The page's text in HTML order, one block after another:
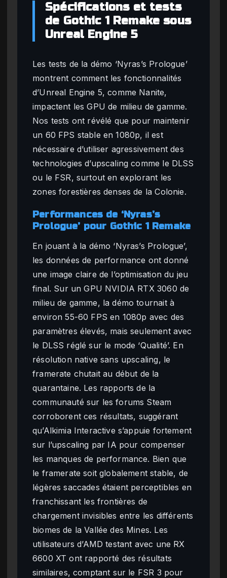
Spécifications et tests
de Gothic 1 Remake sous
Unreal Engine 5
Les tests de la démo ‘Nyras’s Prologue’
montrent comment les fonctionnalités
d’Unreal Engine 5, comme Nanite,
impactent les GPU de milieu de gamme.
Nos tests ont révélé que pour maintenir
un 60 FPS stable en 1080p, il est
nécessaire d’utiliser agressivement des
technologies d’upscaling comme le DLSS
ou le FSR, surtout en explorant les
zones forestières denses de la Colonie.
Performances de ‘Nyras’s
Prologue’ pour Gothic 1 Remake
En jouant à la démo ‘Nyras’s Prologue’,
les données de performance ont donné
une image claire de l’optimisation du jeu
final. Sur un GPU NVIDIA RTX 3060 de
milieu de gamme, la démo tournait à
environ 55-60 FPS en 1080p avec des
paramètres élevés, mais seulement avec
le DLSS réglé sur le mode ‘Qualité’. En
résolution native sans upscaling, le
framerate chutait au début de la
quarantaine. Les rapports de la
communauté sur les forums Steam
corroborent ces résultats, suggérant
qu’Alkimia Interactive s’appuie fortement
sur l’upscaling par IA pour compenser
les manques de performance. Bien que
le framerate soit globalement stable, de
légères saccades étaient perceptibles en
franchissant les frontières de
chargement invisibles entre les différents
biomes de la Vallée des Mines. Les
utilisateurs d’AMD testant avec une RX
6600 XT ont rapporté des résultats
similaires, comptant sur le FSR 3 pour